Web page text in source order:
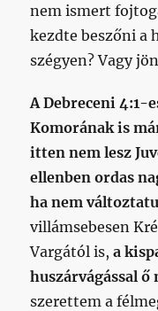
nem ismert
kezdte beszőni a
szégyen? Vagy
A Debreceni 4:1-
Komorának is
itten nem lesz
ellenben ordas
ha nem
villámsebesen
Vargától is,a
huszárvágással ő
szerettem a